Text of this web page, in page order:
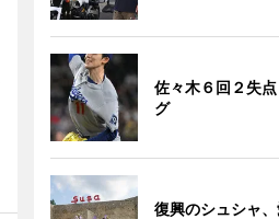
佐々木６回２失
グ
復興のシュシャ